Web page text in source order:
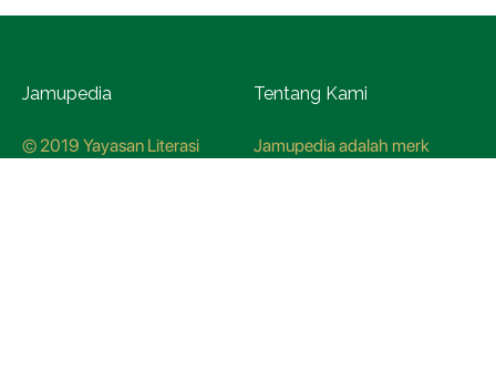
Jamupedia
© 2019 Yayasan Literasi
Tentang Kami
Jamupedia adalah merk